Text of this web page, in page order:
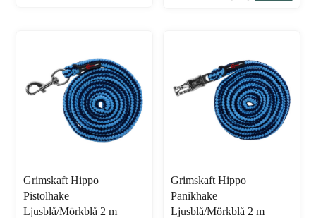
Grimskaft Hippo
Pistolhake
Ljusblå/Mörkblå 2 m
Grimskaft Hippo
Panikhake
Ljusblå/Mörkblå 2 m